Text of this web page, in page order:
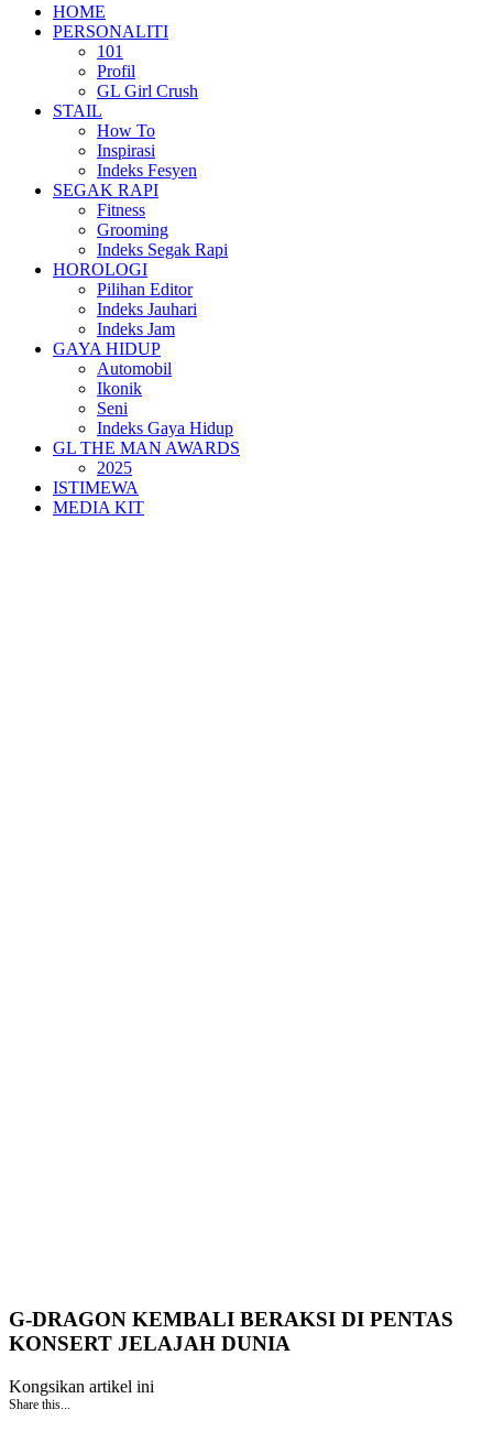
HOME
PERSONALITI
101
Profil
GL Girl Crush
STAIL
How To
Inspirasi
Indeks Fesyen
SEGAK RAPI
Fitness
Grooming
Indeks Segak Rapi
HOROLOGI
Pilihan Editor
Indeks Jauhari
Indeks Jam
GAYA HIDUP
Automobil
Ikonik
Seni
Indeks Gaya Hidup
GL THE MAN AWARDS
2025
ISTIMEWA
MEDIA KIT
G-DRAGON KEMBALI BERAKSI DI PENTAS
KONSERT JELAJAH DUNIA
Kongsikan artikel ini
Share this...